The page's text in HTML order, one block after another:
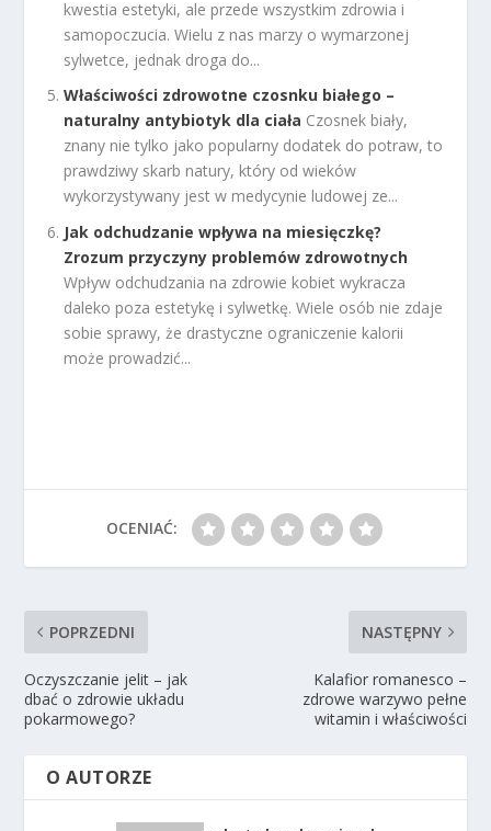
kwestia estetyki, ale przede wszystkim zdrowia i
samopoczucia. Wielu z nas marzy o wymarzonej
sylwetce, jednak droga do...
Właściwości zdrowotne czosnku białego –
naturalny antybiotyk dla ciała Czosnek biały,
znany nie tylko jako popularny dodatek do potraw, to
prawdziwy skarb natury, który od wieków
wykorzystywany jest w medycynie ludowej ze...
Jak odchudzanie wpływa na miesięczkę?
Zrozum przyczyny problemów zdrowotnych
Wpływ odchudzania na zdrowie kobiet wykracza
daleko poza estetykę i sylwetkę. Wiele osób nie zdaje
sobie sprawy, że drastyczne ograniczenie kalorii
może prowadzić...
OCENIAĆ:
POPRZEDNI
Oczyszczanie jelit – jak
dbać o zdrowie układu
pokarmowego?
NASTĘPNY
Kalafior romanesco –
zdrowe warzywo pełne
witamin i właściwości
O AUTORZE